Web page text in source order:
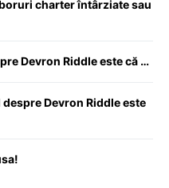
charter întârziate sau
Devron Riddle este că …
Devron Riddle este